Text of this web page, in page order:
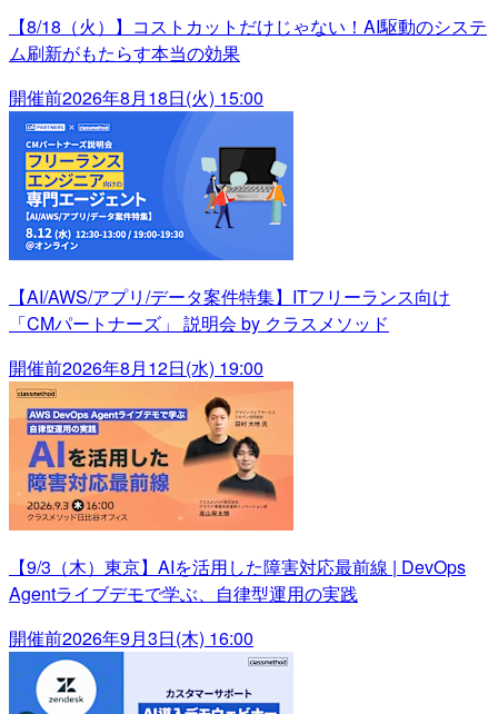
【8/18（火）】コストカットだけじゃない！AI駆動のシステ
ム刷新がもたらす本当の効果
開催前2026年8月18日(火) 15:00
【AI/AWS/アプリ/データ案件特集】ITフリーランス向け
「CMパートナーズ」 説明会 by クラスメソッド
開催前2026年8月12日(水) 19:00
【9/3（木）東京】AIを活用した障害対応最前線 | DevOps
Agentライブデモで学ぶ、自律型運用の実践
開催前2026年9月3日(木) 16:00